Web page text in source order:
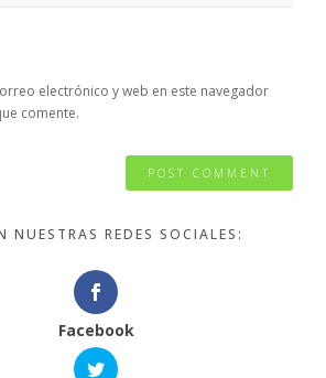
electrónico y web en este navegador
comente.
NUESTRAS REDES SOCIALES:
Facebook